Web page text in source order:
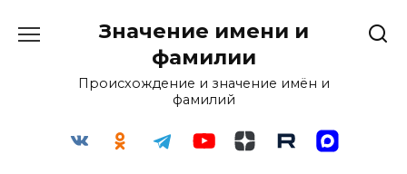
Значение имени и
фамилии
Происхождение и значение имён и
фамилий